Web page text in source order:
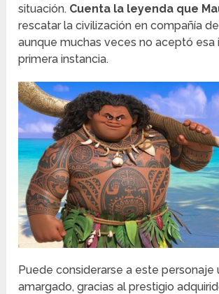
situación. Cuenta la leyenda que
rescatar la civilización en compañía de
aunque muchas veces no aceptó esa
primera instancia.
Puede considerarse a este personaje
amargado, gracias al prestigio